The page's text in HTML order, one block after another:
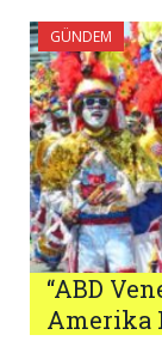
GÜNDEM
“ABD
Amerika